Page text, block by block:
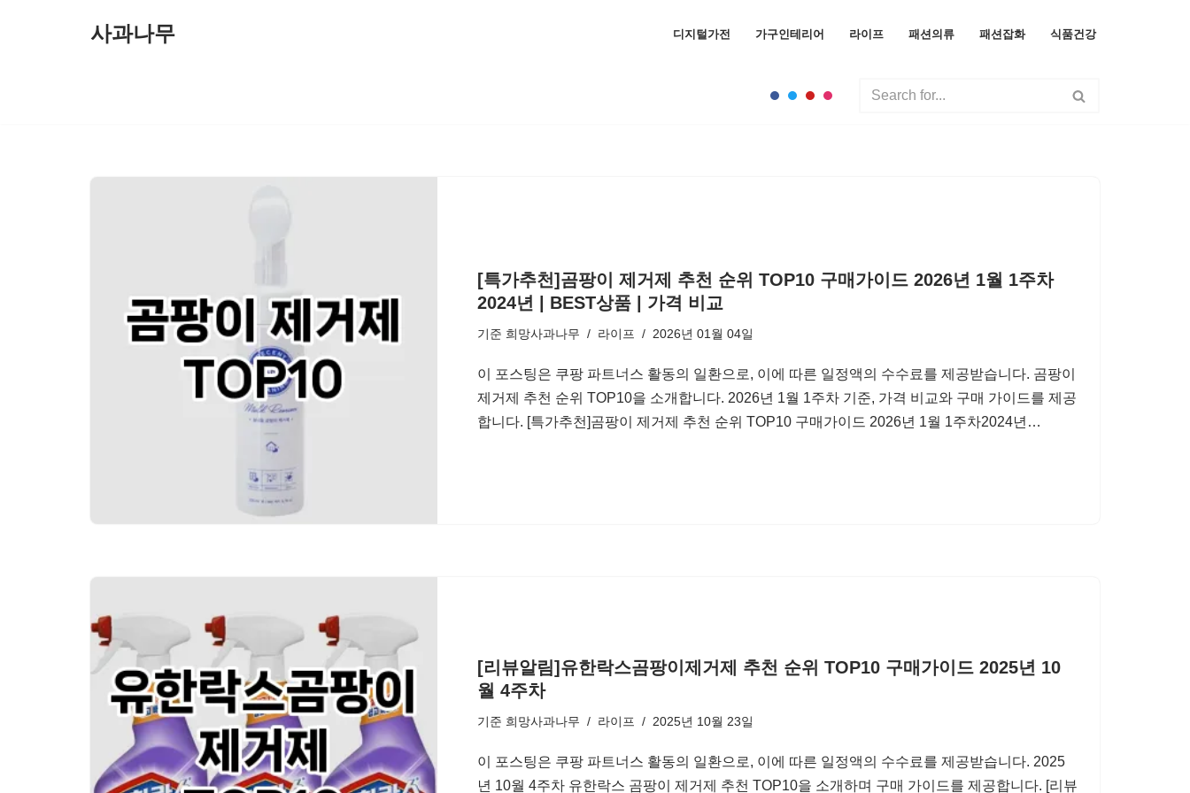
사과나무 디지털가전 가구인테리어 라이프 패션의류 패션잡화 식품건강
[특가추천]곰팡이 제거제 추천 순위 TOP10 구매가이드 2026년 1월 1주차
2024년 | BEST상품 | 가격 비교
기준 희망사과나무 라이프 2026년 01월 04일
이 포스팅은 쿠팡 파트너스 활동의 일환으로, 이에 따른 일정액의 수수료를 제공받습니다. 곰팡이
제거제 추천 순위 TOP10을 소개합니다. 2026년 1월 1주차 기준, 가격 비교와 구매 가이드를 제공
합니다. [특가추천]곰팡이 제거제 추천 순위 TOP10 구매가이드 2026년 1월 1주차2024년…
[리뷰알림]유한락스곰팡이제거제 추천 순위 TOP10 구매가이드 2025년 10
월 4주차
기준 희망사과나무 라이프 2025년 10월 23일
이 포스팅은 쿠팡 파트너스 활동의 일환으로, 이에 따른 일정액의 수수료를 제공받습니다. 2025
년 10월 4주차 유한락스 곰팡이 제거제 추천 TOP10을 소개하며 구매 가이드를 제공합니다. [리뷰